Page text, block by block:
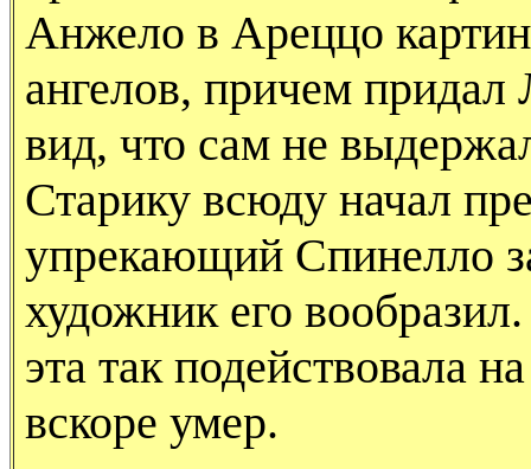
Анжело в Ареццо
ангелов, причем
вид, что сам не
Старику всюду начал
упрекающий Спинелло
художник его
эта так подействовала
вскоре умер.